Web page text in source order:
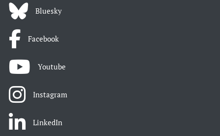
Bluesky
Facebook
Youtube
Instagram
LinkedIn